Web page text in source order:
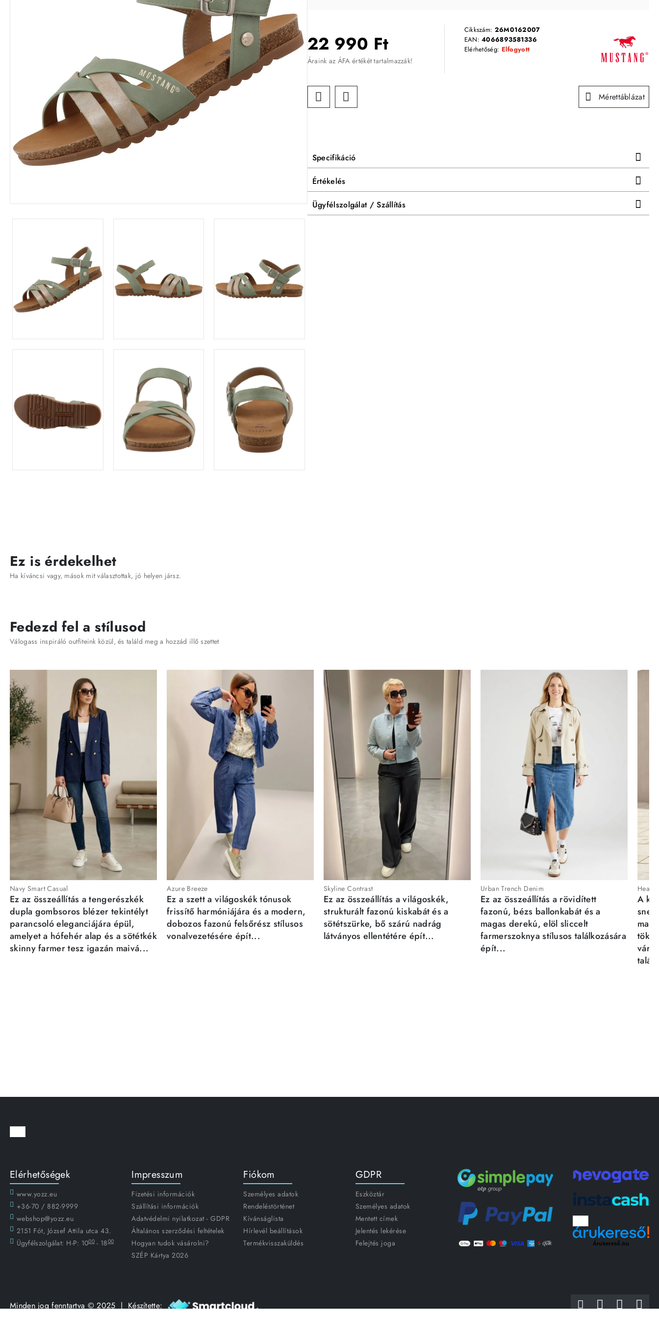
22 990 Ft
Áraink az ÁFA értékét tartalmazzák!
Cikkszám: 26M0162007
EAN:4066893581336
Elérhetőség: Elfogyott
Mérettáblázat
Specifikáció
Értékelés
Ügyfélszolgálat / Szállítás
Ez is érdekelhet
Ha kíváncsi vagy, mások mit választottak, jó helyen jársz.
Fedezd fel a stílusod
Válogass inspiráló outfiteink közül, és találd meg a hozzád illő szettet
Navy Smart Casual
Ez az összeállítás a tengerészkék
dupla gombsoros blézer tekintélyt
parancsoló eleganciájára épül,
amelyet a hófehér alap és a sötétkék
skinny farmer tesz igazán maivá...
Azure Breeze
Ez a szett a világoskék tónusok
frissítő harmóniájára és a modern,
dobozos fazonú felsőrész stílusos
vonalvezetésére épít...
Skyline Contrast
Ez az összeállítás a világoskék,
strukturált fazonú kiskabát és a
sötétszürke, bő szárú nadrág
látványos ellentétére épít...
Urban Trench Denim
Ez az összeállítás a rövidített
fazonú, bézs ballonkabát és a
magas derekú, elöl sliccelt
farmerszoknya stílusos találkozására
épít...
A
Elérhetőségek
www.yozz.eu
+36-70 / 882-9999
webshop@yozz.eu
2151 Fót, József Attila utca 43.
Ügyfélszolgálat: H-P: 1000 - 1800
Impresszum
Fizetési információk
Szállítási információk
Adatvédelmi nyilatkozat - GDPR
Általános szerződési feltételek
Hogyan tudok vásárolni?
SZÉP Kártya 2026
Fiókom
Személyes adatok
Rendeléstörténet
Kívánságlista
Hírlevél beállítások
Termékvisszaküldés
GDPR
Eszköztár
Személyes adatok
Mentett címek
Jelentés lekérése
Felejtés joga
Árukereső.hu
Minden jog fenntartva © 2025 | Készítette: